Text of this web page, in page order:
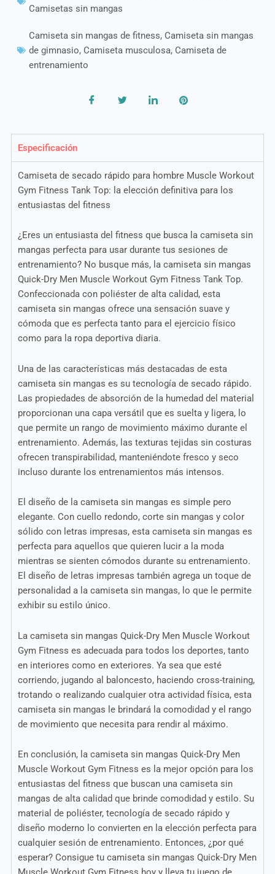
Camisetas sin mangas
Camiseta sin mangas de fitness, Camiseta sin mangas
de gimnasio, Camiseta musculosa, Camiseta de
entrenamiento
Especificación
Camiseta de secado rápido para hombre Muscle Workout
Gym Fitness Tank Top: la elección definitiva para los
entusiastas del fitness
¿Eres un entusiasta del fitness que busca la camiseta sin
mangas perfecta para usar durante tus sesiones de
entrenamiento? No busque más, la camiseta sin mangas
Quick-Dry Men Muscle Workout Gym Fitness Tank Top.
Confeccionada con poliéster de alta calidad, esta
camiseta sin mangas ofrece una sensación suave y
cómoda que es perfecta tanto para el ejercicio físico
como para la ropa deportiva diaria.
Una de las características más destacadas de esta
camiseta sin mangas es su tecnología de secado rápido.
Las propiedades de absorción de la humedad del material
proporcionan una capa versátil que es suelta y ligera, lo
que permite un rango de movimiento máximo durante el
entrenamiento. Además, las texturas tejidas sin costuras
ofrecen transpirabilidad, manteniéndote fresco y seco
incluso durante los entrenamientos más intensos.
El diseño de la camiseta sin mangas es simple pero
elegante. Con cuello redondo, corte sin mangas y color
sólido con letras impresas, esta camiseta sin mangas es
perfecta para aquellos que quieren lucir a la moda
mientras se sienten cómodos durante su entrenamiento.
El diseño de letras impresas también agrega un toque de
personalidad a la camiseta sin mangas, lo que le permite
exhibir su estilo único.
La camiseta sin mangas Quick-Dry Men Muscle Workout
Gym Fitness es adecuada para todos los deportes, tanto
en interiores como en exteriores. Ya sea que esté
corriendo, jugando al baloncesto, haciendo cross-training,
trotando o realizando cualquier otra actividad física, esta
camiseta sin mangas le brindará la comodidad y el rango
de movimiento que necesita para rendir al máximo.
En conclusión, la camiseta sin mangas Quick-Dry Men
Muscle Workout Gym Fitness es la mejor opción para los
entusiastas del fitness que buscan una camiseta sin
mangas de alta calidad que brinde comodidad y estilo. Su
material de poliéster, tecnología de secado rápido y
diseño moderno lo convierten en la elección perfecta para
cualquier sesión de entrenamiento. Entonces, ¿por qué
esperar? Consigue tu camiseta sin mangas Quick-Dry Men